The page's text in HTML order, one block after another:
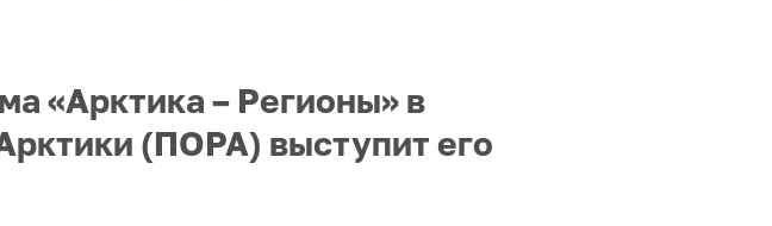
«Арктика – Регионы» в
(ПОРА) выступит его